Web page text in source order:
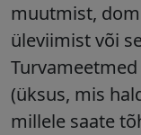
muutmist,
üleviimist või
(üksus, mis
millele saate